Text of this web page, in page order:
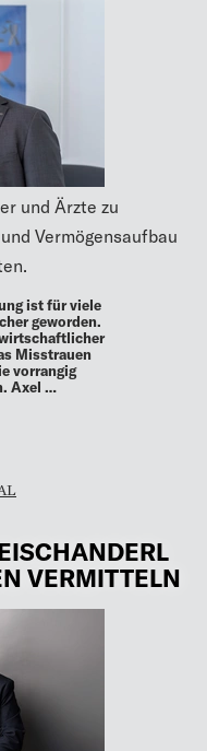
und Ärzte zu
Vermögensaufbau
ist für viele
geworden.
Misstrauen
vorrangig
Axel …
VERMITTELN